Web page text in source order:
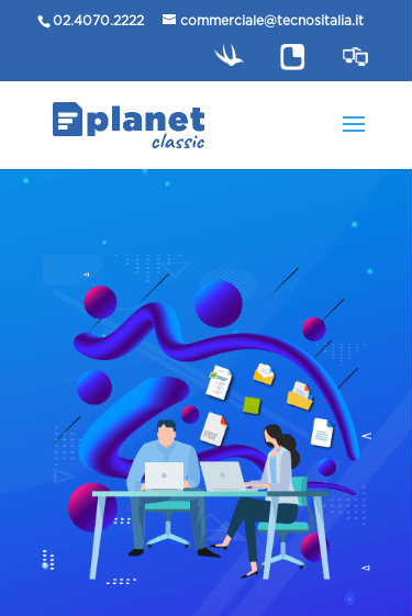
02.4070.2222 commerciale@tecnositalia.it